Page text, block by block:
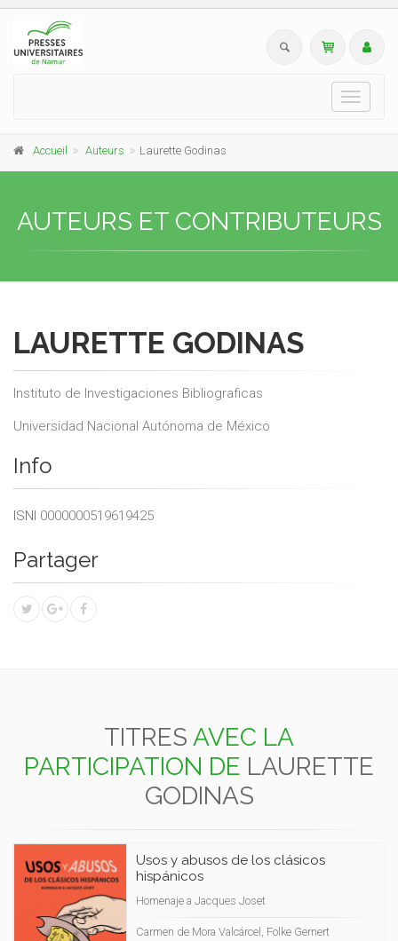
Toggle
Accueil Auteurs Laurette Godinas
AUTEURS ET CONTRIBUTEURS
LAURETTE GODINAS
Instituto de Investigaciones Bibliograficas
Universidad Nacional Autónoma de México
Info
ISNI 0000000519619425
Partager
TITRES AVEC LA
PARTICIPATION DE LAURETTE
GODINAS
Usos y abusos de los clásicos
hispánicos
Homenaje a Jacques Joset
Carmen de Mora Valcárcel, Folke Gernert